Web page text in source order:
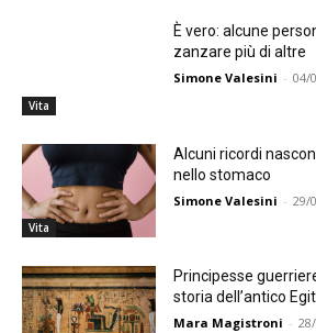
Vita
È vero: alcune
zanzare più di altre
Simone Valesini - 04/
Vita
Alcuni ricordi
nello stomaco
Simone Valesini - 29/
Principesse
storia dell’antico
Mara Magistroni -